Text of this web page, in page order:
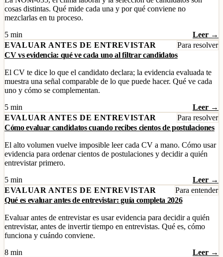
cosas distintas. Qué mide cada una y por qué conviene no
mezclarlas en tu proceso.
5 min
Leer →
EVALUAR ANTES DE ENTREVISTAR
Para resolver
CV vs evidencia: qué ve cada uno al filtrar candidatos
El CV te dice lo que el candidato declara; la evidencia evaluada te
muestra una señal comparable de lo que puede hacer. Qué ve cada
uno y cómo se complementan.
5 min
Leer →
EVALUAR ANTES DE ENTREVISTAR
Para resolver
Cómo evaluar candidatos cuando recibes cientos de postulaciones
El alto volumen vuelve imposible leer cada CV a mano. Cómo usar
evidencia para ordenar cientos de postulaciones y decidir a quién
entrevistar primero.
5 min
Leer →
EVALUAR ANTES DE ENTREVISTAR
Para entender
Qué es evaluar antes de entrevistar: guía completa 2026
Evaluar antes de entrevistar es usar evidencia para decidir a quién
entrevistar, antes de invertir tiempo en entrevistas. Qué es, cómo
funciona y cuándo conviene.
8 min
Leer →